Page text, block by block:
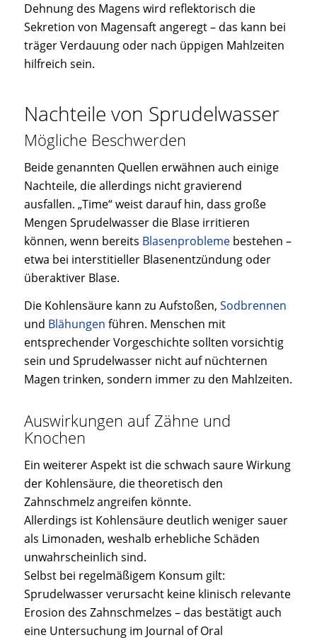
Dehnung des Magens wird reflektorisch die
Sekretion von Magensaft angeregt – das kann bei
träger Verdauung oder nach üppigen Mahlzeiten
hilfreich sein.
Nachteile von Sprudelwasser
Mögliche Beschwerden
Beide genannten Quellen erwähnen auch einige
Nachteile, die allerdings nicht gravierend
ausfallen. „Time“ weist darauf hin, dass große
Mengen Sprudelwasser die Blase irritieren
können, wenn bereits Blasenproblemebestehen –
etwa bei interstitieller Blasenentzündung oder
überaktiver Blase.
Die Kohlensäure kann zu Aufstoßen, Sodbrennen
und Blähungen führen. Menschen mit
entsprechender Vorgeschichte sollten vorsichtig
sein und Sprudelwasser nicht auf nüchternen
Magen trinken, sondern immer zu den Mahlzeiten.
Auswirkungen auf Zähne und
Knochen
Ein weiterer Aspekt ist die schwach saure Wirkung
der Kohlensäure, die theoretisch den
Zahnschmelz angreifen könnte.
Allerdings ist Kohlensäure deutlich weniger sauer
als Limonaden, weshalb erhebliche Schäden
unwahrscheinlich sind.
Selbst bei regelmäßigem Konsum gilt:
Sprudelwasser verursacht keine klinisch relevante
Erosion des Zahnschmelzes – das bestätigt auch
eine Untersuchung im Journal of Oral